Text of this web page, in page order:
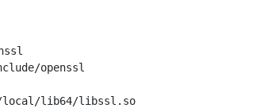
openssl
lib64/libssl.so